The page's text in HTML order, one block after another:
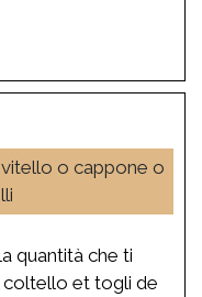
o cappone o
quantità che ti
coltello et togli de